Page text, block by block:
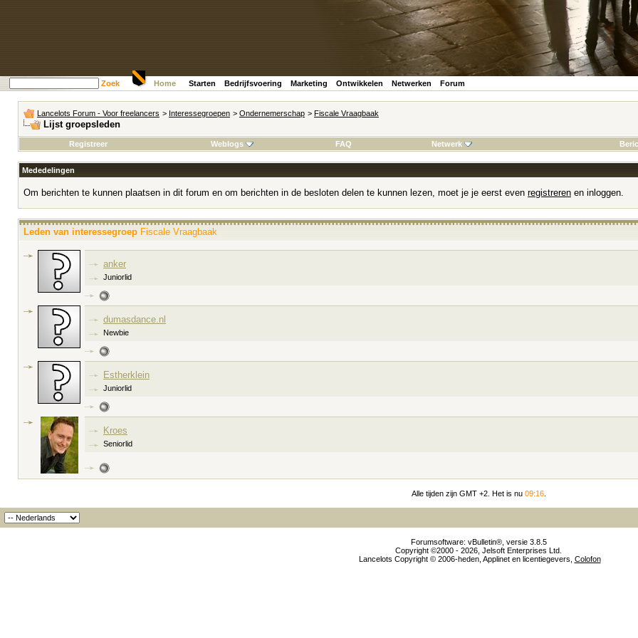
Zoek Home Starten Bedrijfsvoering Marketing Ontwikkelen Netwerken Forum
Lancelots Forum - Voor freelancers > Interessegroepen > Ondernemerschap > Fiscale Vraagbaak
Lijst groepsleden
Registreer
Weblogs FAQ Netwerk
Mededelingen
Om berichten te kunnen plaatsen in dit forum en om berichten in de besloten delen te kunnen lezen, moet je je eerst even registreren en inloggen.
Leden van interessegroep Fiscale Vraagbaak
anker
Juniorlid
dumasdance.nl
Newbie
Estherklein
Juniorlid
Kroes
Seniorlid
Alle tijden zijn GMT +2. Het is nu 09:16.
Forumsoftware: vBulletin®, versie 3.8.5
Copyright ©2000 - 2026, Jelsoft Enterprises Ltd.
Lancelots Copyright © 2006-heden, Applinet en licentiegevers, Colofon